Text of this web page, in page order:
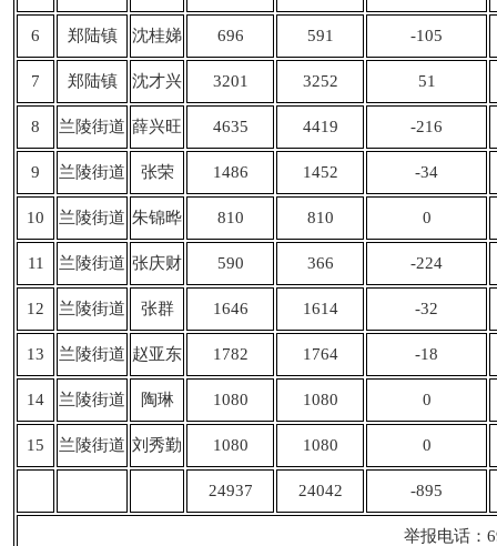
6 郑陆镇 沈桂娣 696 591 -105
7 郑陆镇 沈才兴 3201 3252 51
8 兰陵街道 薛兴旺 4635 4419 -216
9 兰陵街道 张荣 1486 1452 -34
10 兰陵街道 朱锦晔 810 810 0
11 兰陵街道 张庆财 590 366 -224
12 兰陵街道 张群 1646 1614 -32
13 兰陵街道 赵亚东 1782 1764 -18
14 兰陵街道 陶琳 1080 1080 0
15 兰陵街道 刘秀勤 1080 1080 0
24937 24042 -895
举报电话：